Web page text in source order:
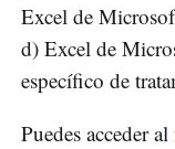
Excel de
d) Excel de
específico de
Puedes acceder al